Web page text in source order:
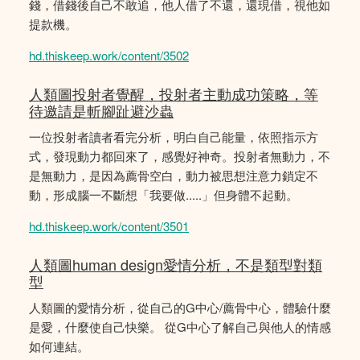
錢，借錢後自己不敢追，他人借了不還，還現借，視他如
提款機。
hd.thiskeep.work/content/3502
人類圖投射者覺醒，投射者主動成功策略，等
待邀請是斬腳趾避沙蟲
一位投射者讀者看完分析，明白自己能量，依照指示方
式，發現動力都回來了，感覺好神奇。投射者無動力，不
是無動力，是因為薦骨空白，動力被思想注意力鎖定不
動，形成腦一不斷想「我要做.....」但身體不起動。
hd.thiskeep.work/content/3501
人類圖human design愛情分析，不是類型對類
型
人類圖的愛情分析，從自己的G中心/薦骨中心，體驗什麼
是愛，什麼使自己快樂。 從G中心了解自己與他人的情感
如何連結。